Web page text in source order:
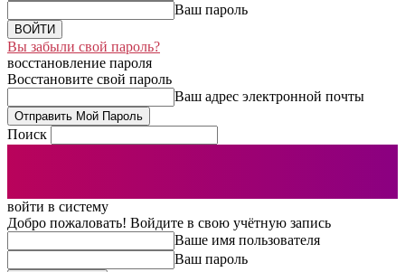
Ваш пароль
Вы забыли свой пароль?
восстановление пароля
Восстановите свой пароль
Ваш адрес электронной почты
Поиск
войти в систему
Добро пожаловать! Войдите в свою учётную запись
Ваше имя пользователя
Ваш пароль